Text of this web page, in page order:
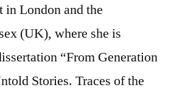
in London and the
(UK), where she is
“From Generation
Stories. Traces of the